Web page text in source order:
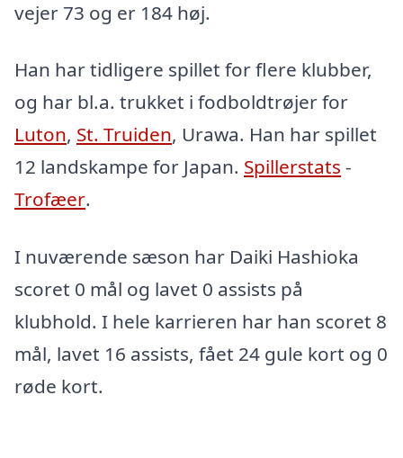
vejer 73 og er 184 høj.
Han har tidligere spillet for flere klubber,
og har bl.a. trukket i fodboldtrøjer for
Luton, St. Truiden, Urawa. Han har spillet
12 landskampe for Japan. Spillerstats -
Trofæer.
I nuværende sæson har Daiki Hashioka
scoret 0 mål og lavet 0 assists på
klubhold. I hele karrieren har han scoret 8
mål, lavet 16 assists, fået 24 gule kort og 0
røde kort.